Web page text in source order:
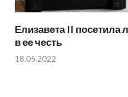
Елизавета II
в ее честь
18.05.2022